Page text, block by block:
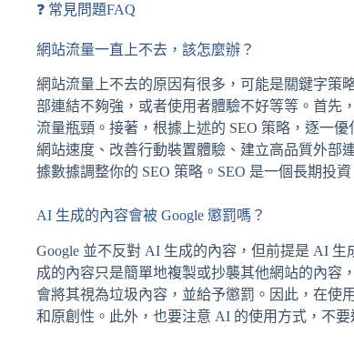
❓ 常見問題FAQ
網站流量一直上不去，該怎麼辦？
網站流量上不去的原因有很多，可能是關鍵字策
部連結不夠強，或者使用者體驗不好等等。首先
流量瓶頸。接著，根據上述的 SEO 策略，逐一
網站速度、改善行動裝置體驗、建立高品質外部
據數據調整你的 SEO 策略。SEO 是一個長期投
AI 生成的內容會被 Google 懲罰嗎？
Google 並不反對 AI 生成的內容，但前提是 AI 生
成的內容只是簡單地複製或抄襲其他網站的內容
會將其視為垃圾內容，並給予懲罰。因此，在使
和原創性。此外，也要注意 AI 的使用方式，不